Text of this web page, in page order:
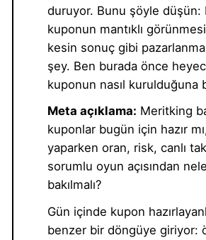
duruyor. Bunu şöyle düşün:
kuponun mantıklı
kesin sonuç gibi
şey. Ben burada önce
kuponun nasıl kurulduğuna
Meta açıklama: Meritking
kuponlar bugün için hazır
yaparken oran, risk, canlı
sorumlu oyun açısından
bakılmalı?
Gün içinde kupon
benzer bir döngüye giriyor: